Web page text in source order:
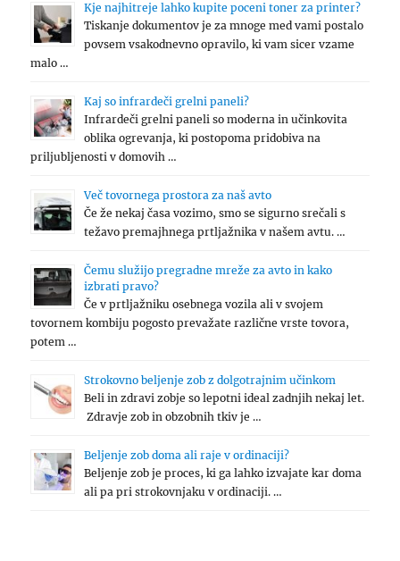
Kje najhitreje lahko kupite poceni toner za printer?
Tiskanje dokumentov je za mnoge med vami postalo
povsem vsakodnevno opravilo, ki vam sicer vzame
malo …
Kaj so infrardeči grelni paneli?
Infrardeči grelni paneli so moderna in učinkovita
oblika ogrevanja, ki postopoma pridobiva na
priljubljenosti v domovih …
Več tovornega prostora za naš avto
Če že nekaj časa vozimo, smo se sigurno srečali s
težavo premajhnega prtljažnika v našem avtu. …
Čemu služijo pregradne mreže za avto in kako
izbrati pravo?
Če v prtljažniku osebnega vozila ali v svojem
tovornem kombiju pogosto prevažate različne vrste tovora,
potem …
Strokovno beljenje zob z dolgotrajnim učinkom
Beli in zdravi zobje so lepotni ideal zadnjih nekaj let.
Zdravje zob in obzobnih tkiv je …
Beljenje zob doma ali raje v ordinaciji?
Beljenje zob je proces, ki ga lahko izvajate kar doma
ali pa pri strokovnjaku v ordinaciji. …